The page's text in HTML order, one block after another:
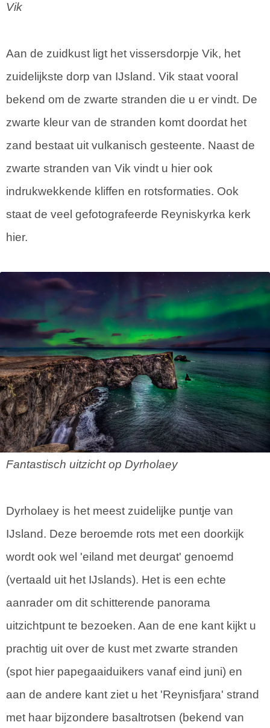
Vik
Aan de zuidkust ligt het vissersdorpje Vik, het
zuidelijkste dorp van IJsland. Vik staat vooral
bekend om de zwarte stranden die u er vindt. De
zwarte kleur van de stranden komt doordat het
zand bestaat uit vulkanisch gesteente. Naast de
zwarte stranden van Vik vindt u hier ook
indrukwekkende kliffen en rotsformaties. Ook
staat de veel gefotografeerde Reyniskyrka kerk
hier.
Fantastisch uitzicht op Dyrholaey
Dyrholaey is het meest zuidelijke puntje van
IJsland. Deze beroemde rots met een doorkijk
wordt ook wel 'eiland met deurgat' genoemd
(vertaald uit het IJslands). Het is een echte
aanrader om dit schitterende panorama
uitzichtpunt te bezoeken. Aan de ene kant kijkt u
prachtig uit over de kust met zwarte stranden
(spot hier papegaaiduikers vanaf eind juni) en
aan de andere kant ziet u het 'Reynisfjara' strand
met haar bijzondere basaltrotsen (bekend van